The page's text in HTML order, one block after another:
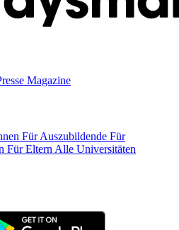
Magazine
Für Auszubildende Für
Für Eltern Alle Universitäten